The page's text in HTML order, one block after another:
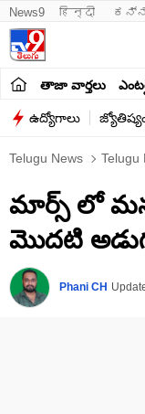
News9 हिन्दी
తాజా వార్తలు
ఉద్యోగాలు
Telugu News Telugu
మార్స్ లో
మొదటి
Phani CH